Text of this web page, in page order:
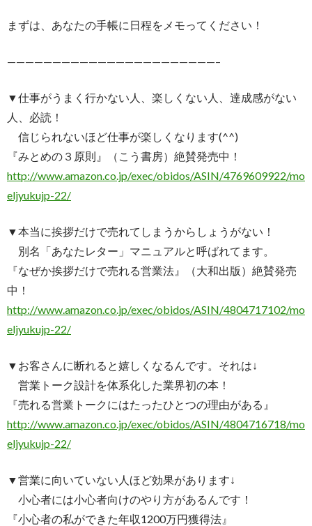
まずは、あなたの手帳に日程をメモってください！
———————————————————————–
▼仕事がうまく行かない人、楽しくない人、達成感がない
人、必読！
信じられないほど仕事が楽しくなります(^^)
『みとめの３原則』（こう書房）絶賛発売中！
http://www.amazon.co.jp/exec/obidos/ASIN/4769609922/mo
eljyukujp-22/
▼本当に挨拶だけで売れてしまうからしょうがない！
別名「あなたレター」マニュアルと呼ばれてます。
『なぜか挨拶だけで売れる営業法』（大和出版）絶賛発売
中！
http://www.amazon.co.jp/exec/obidos/ASIN/4804717102/mo
eljyukujp-22/
▼お客さんに断れると嬉しくなるんです。それは↓
営業トーク設計を体系化した業界初の本！
『売れる営業トークにはたったひとつの理由がある』
http://www.amazon.co.jp/exec/obidos/ASIN/4804716718/mo
eljyukujp-22/
▼営業に向いていない人ほど効果があります↓
小心者には小心者向けのやり方があるんです！
『小心者の私ができた年収1200万円獲得法』